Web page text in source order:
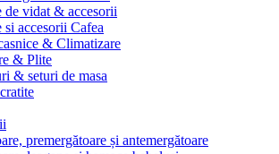
de vidat & accesorii
si accesorii Cafea
& Climatizare
& Plite
& seturi de masa
premergătoare și antemergătoare